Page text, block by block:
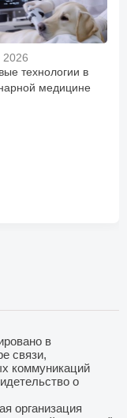
технологии в
медицине
в
связи,
коммуникаций
о
организация